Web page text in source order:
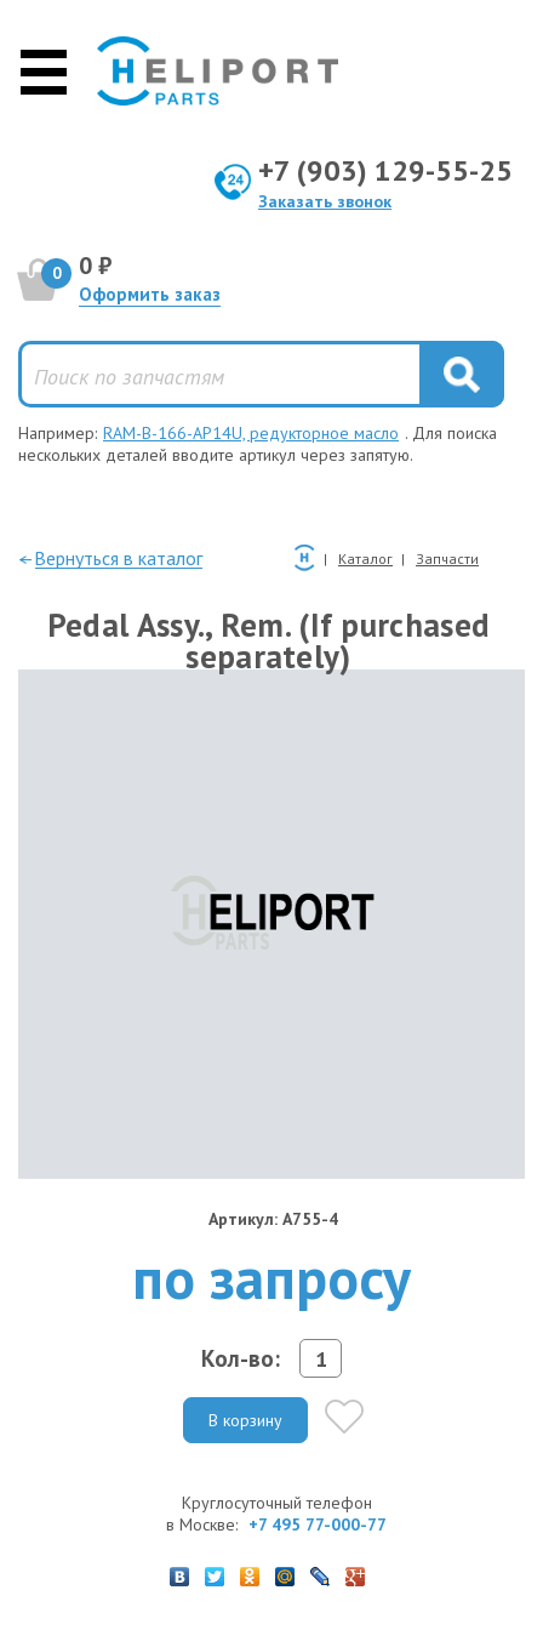
+7 (903) 129-55-25
Заказать звонок
0 0 ₽
Оформить заказ
Например: RAM-B-166-AP14U, редукторное масло . Для поиска
нескольких деталей вводите артикул через запятую.
—Вернуться в каталог Каталог Запчасти
Pedal Assy., Rem. (If purchased
separately)
Артикул: A755-4
по запросу
Кол-во:
В корзину
Круглосуточный телефон
в Москве: +7 495 77-000-77